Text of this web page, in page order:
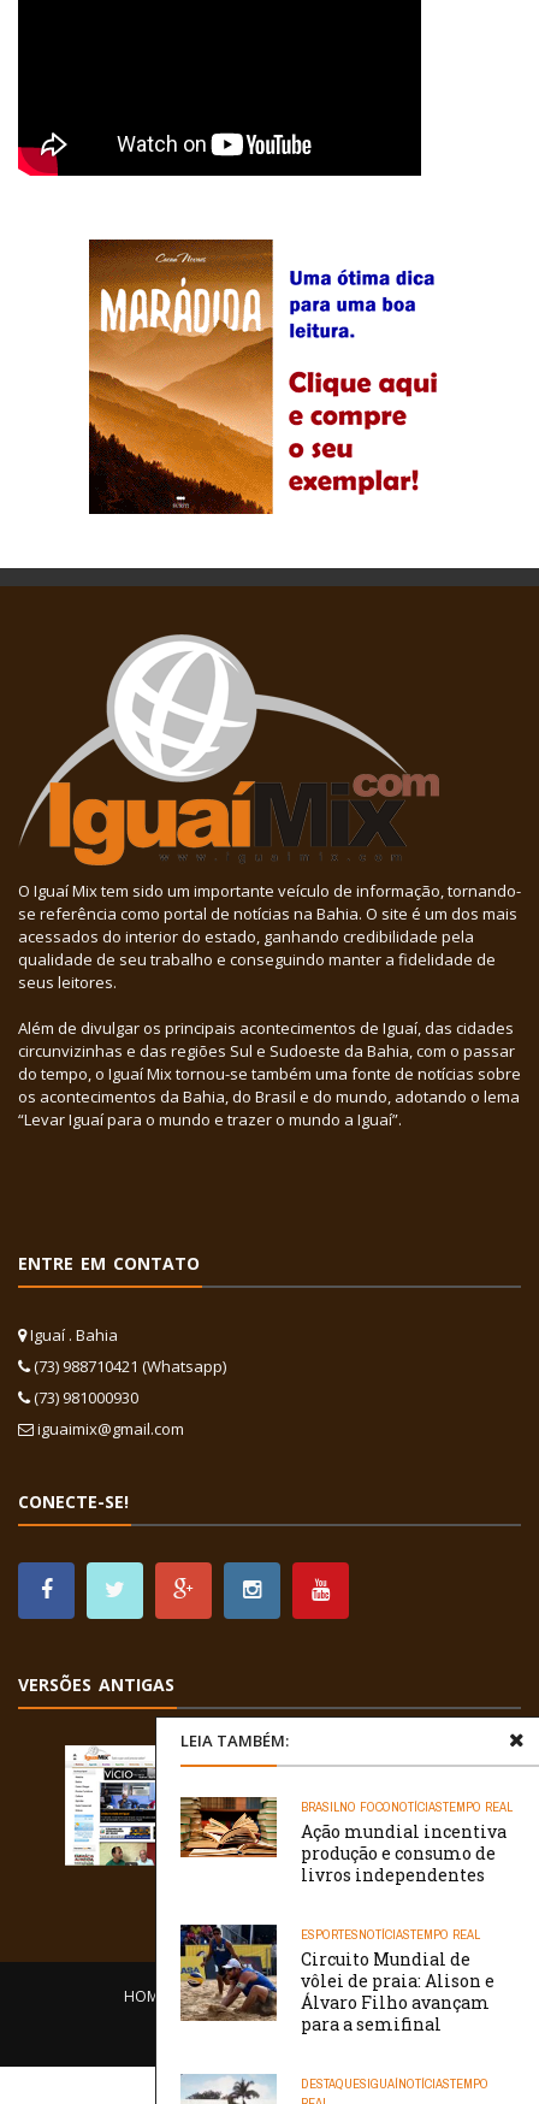
LEIA TAMBÉM:
BRASILNO FOCONOTÍCIASTEMPO REAL
Ação mundial incentiva
produção e consumo de
livros independentes
ESPORTESNOTÍCIASTEMPO REAL
Circuito Mundial de
vôlei de praia: Alison e
Álvaro Filho avançam
para a semifinal
DESTAQUESIGUAÍNOTÍCIASTEMPO
O Iguaí Mix tem sido um importante veículo de informação, tornando-
se referência como portal de notícias na Bahia. O site é um dos mais
acessados do interior do estado, ganhando credibilidade pela
qualidade de seu trabalho e conseguindo manter a fidelidade de
seus leitores.
Além de divulgar os principais acontecimentos de Iguaí, das cidades
circunvizinhas e das regiões Sul e Sudoeste da Bahia, com o passar
do tempo, o Iguaí Mix tornou-se também uma fonte de notícias sobre
os acontecimentos da Bahia, do Brasil e do mundo, adotando o lema
“Levar Iguaí para o mundo e trazer o mundo a Iguaí”.
ENTRE EM CONTATO
Iguaí . Bahia
(73) 988710421 (Whatsapp)
(73) 981000930
iguaimix@gmail.com
CONECTE-SE!
VERSÕES ANTIGAS
HOME EQUIPE O PORTAL CONTATO
/// WebtivaHOSTING